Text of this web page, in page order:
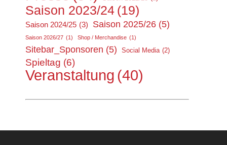
Saison 2023/24 (19)
Saison 2024/25 (3) Saison 2025/26 (5)
Saison 2026/27 (1) Shop / Merchandise (1)
Sitebar_Sponsoren (5) Social Media (2)
Spieltag (6)
Veranstaltung (40)